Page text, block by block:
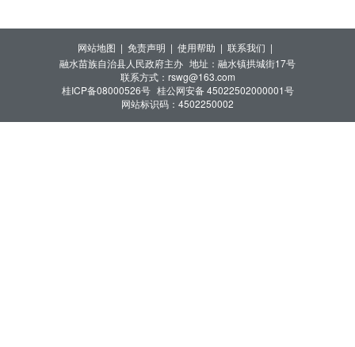
网站地图 | 免责声明 | 使用帮助 | 联系我们 |
融水苗族自治县人民政府主办 地址：融水镇拱城街17号
联系方式：rswg@163.com
桂ICP备08000526号 桂公网安备 45022502000001号
网站标识码：4502250002